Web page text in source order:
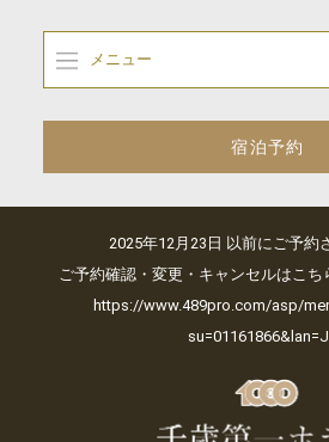
メニュー
宿泊予約
2025年12月23日 以前にご予約
ご予約確認・変更・キャンセルはこち
https://www.489pro.com/asp/